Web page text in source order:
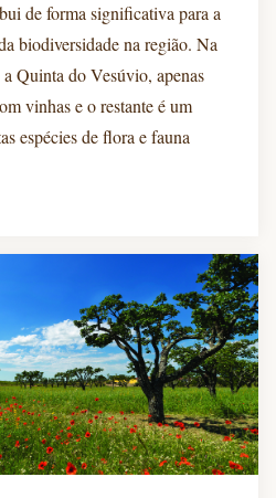
de forma significativa para a
biodiversidade na região. Na
Quinta do Vesúvio, apenas
vinhas e o restante é um
espécies de flora e fauna